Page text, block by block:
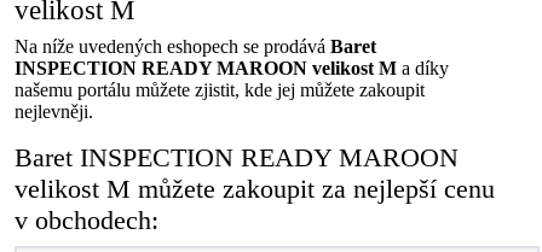
velikost M
Na níže uvedených eshopech se prodává Baret
INSPECTION READY MAROON velikost M a díky
našemu portálu můžete zjistit, kde jej můžete zakoupit
nejlevněji.
Baret INSPECTION READY MAROON
velikost M můžete zakoupit za nejlepší cenu
v obchodech: